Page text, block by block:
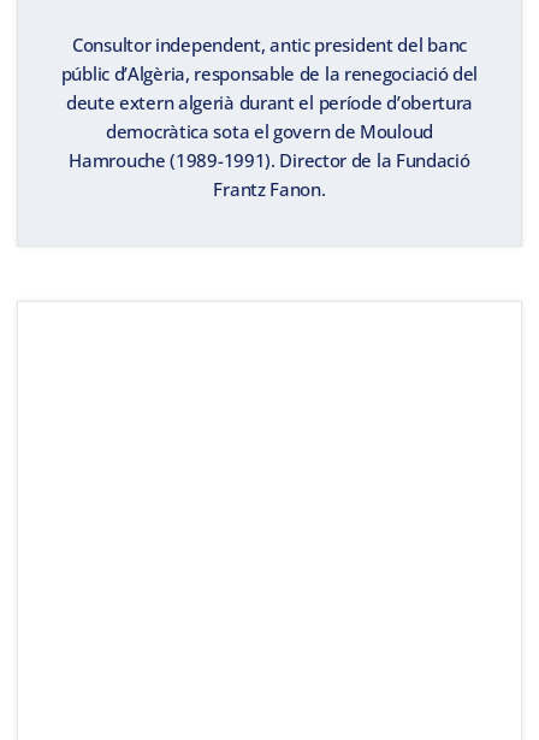
Consultor independent, antic president del banc
públic d’Algèria, responsable de la renegociació del
deute extern algerià durant el període d’obertura
democràtica sota el govern de Mouloud
Hamrouche (1989-1991). Director de la Fundació
Frantz Fanon.